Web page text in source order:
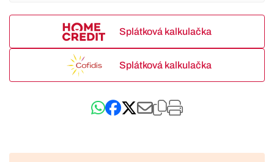
Splátková kalkulačka
Splátková kalkulačka